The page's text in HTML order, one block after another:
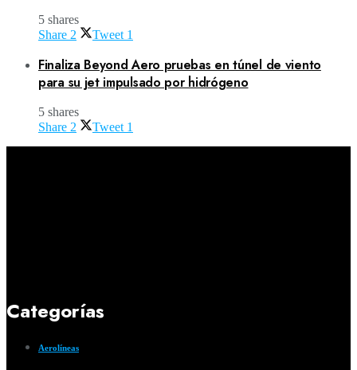
5 shares
Share 2 Tweet 1
Finaliza Beyond Aero pruebas en túnel de viento
para su jet impulsado por hidrógeno
5 shares
Share 2 Tweet 1
Categorías
Aerolíneas